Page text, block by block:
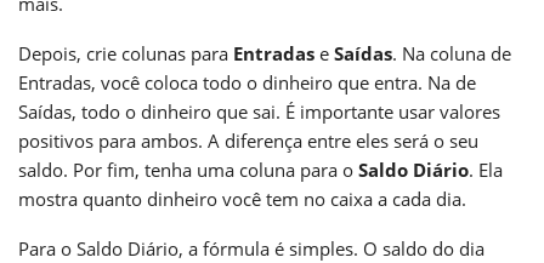
Depois, crie colunas para Entradas e Saídas. Na coluna de
Entradas, você coloca todo o dinheiro que entra. Na de
Saídas, todo o dinheiro que sai. É importante usar valores
positivos para ambos. A diferença entre eles será o seu
saldo. Por fim, tenha uma coluna para o Saldo Diário. Ela
mostra quanto dinheiro você tem no caixa a cada dia.
Para o Saldo Diário, a fórmula é simples. O saldo do dia